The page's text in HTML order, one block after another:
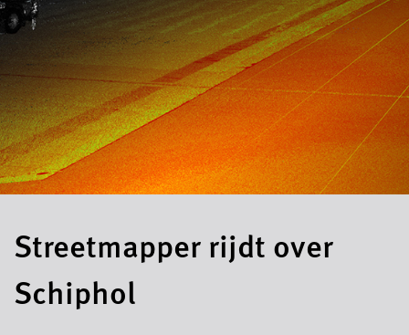
Streetmapper rijdt over
Schiphol